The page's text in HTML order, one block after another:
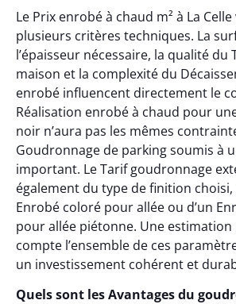
Le Prix enrobé à chaud m² à La
plusieurs critères techniques. La
l’épaisseur nécessaire, la qualité du
maison et la complexité du
enrobé influencent directement le
Réalisation enrobé à chaud pour
noir n’aura pas les mêmes
Goudronnage de parking soumis à
important. Le Tarif goudronnage
également du type de finition choisi,
Enrobé coloré pour allée ou d’un
pour allée piétonne. Une
compte l’ensemble de ces
un investissement cohérent et
Quels sont les Avantages du